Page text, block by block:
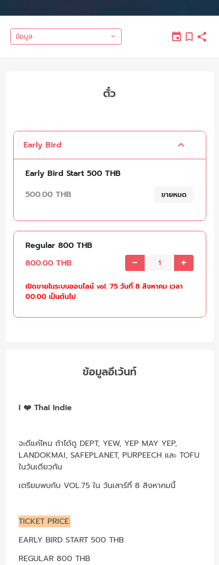
ข้อมูล
ตั๋ว
Early Bird
Early Bird Start 500 THB
500.00 THB
ขายหมด
Regular 800 THB
800.00 THB
เปิดขายในระบบออนไลน์ vol. 75 วันที่ 8 สิงหาคม เวลา
00:00 เป็นต้นไป
ข้อมูลอีเว้นท์
I ❤️ Thai Indie
จะดีแค่ไหน ถ้าได้ดู DEPT, YEW, YEP MAY YEP,
LANDOKMAI, SAFEPLANET, PURPEECH และ TOFU
ในวันเดียวกัน
เตรียมพบกับ VOL.75 ใน วันเสาร์ที่ 8 สิงหาคมนี้
TICKET PRICE:
EARLY BIRD START 500 THB
REGULAR 800 THB